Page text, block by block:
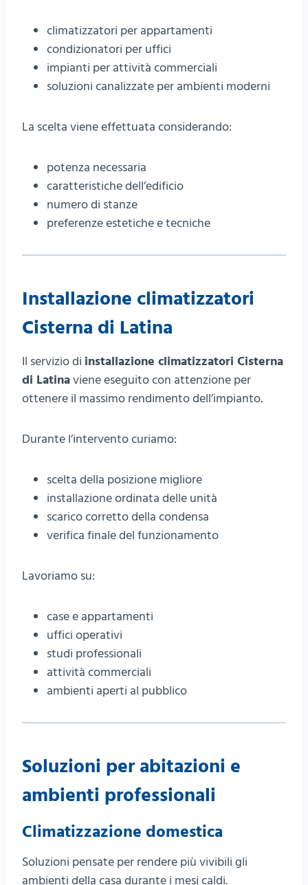
climatizzatori per appartamenti
condizionatori per uffici
impianti per attività commerciali
soluzioni canalizzate per ambienti moderni
La scelta viene effettuata considerando:
potenza necessaria
caratteristiche dell’edificio
numero di stanze
preferenze estetiche e tecniche
Installazione climatizzatori
Cisterna di Latina
Il servizio di installazione climatizzatori Cisterna
di Latinaviene eseguito con attenzione per
ottenere il massimo rendimento dell’impianto.
Durante l’intervento curiamo:
scelta della posizione migliore
installazione ordinata delle unità
scarico corretto della condensa
verifica finale del funzionamento
Lavoriamo su:
case e appartamenti
uffici operativi
studi professionali
attività commerciali
ambienti aperti al pubblico
Soluzioni per abitazioni e
ambienti professionali
Climatizzazione domestica
Soluzioni pensate per rendere più vivibili gli
ambienti della casa durante i mesi caldi.